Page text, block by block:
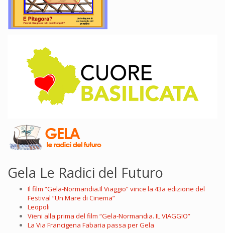
Gela Le Radici del Futuro
Il film “Gela-Normandia.Il Viaggio” vince la 43a edizione del
Festival “Un Mare di Cinema”
Leopoli
Vieni alla prima del film “Gela-Normandia. IL VIAGGIO”
La Via Francigena Fabaria passa per Gela